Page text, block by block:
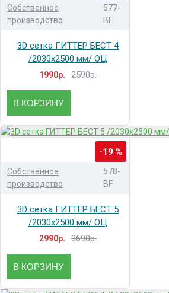
Собственное
производство
577-
BF
3D сетка ГИТТЕР БЕСТ 4
/2030x2500 мм/ ОЦ
1990р. 2590р.
В КОРЗИНУ
-19 %
Собственное
производство
578-
BF
3D сетка ГИТТЕР БЕСТ 5
/2030x2500 мм/ ОЦ
2990р. 3690р.
В КОРЗИНУ